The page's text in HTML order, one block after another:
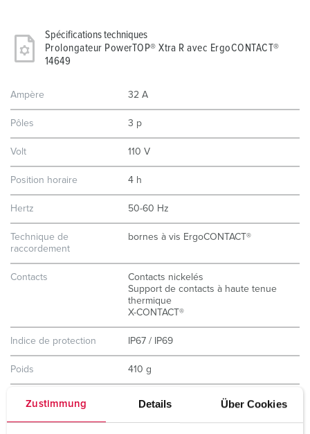
Zustimmung Details Über Cookies
Spécifications techniques
Prolongateur PowerTOP® Xtra R avec ErgoCONTACT®
14649
Ampère 32 A
Pôles 3 p
Volt 110 V
Position horaire 4 h
Hertz 50-60 Hz
Technique de
raccordement
bornes à vis ErgoCONTACT®
Contacts
Contacts nickelés
Support de contacts à haute tenue
thermique
X-CONTACT®
Indice de protection IP67 / IP69
Poids 410 g
Certification de
conformité
VDE
CQC